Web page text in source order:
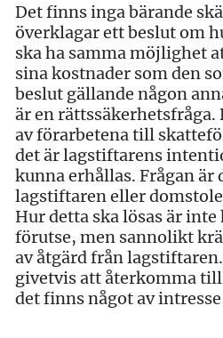
Det finns inga bärande
överklagar ett beslut om
ska ha samma möjlighet
sina kostnader som den
beslut gällande någon
är en rättssäkerhetsfråga.
av förarbetena till
det är lagstiftarens
kunna erhållas. Frågan är
lagstiftaren eller
Hur detta ska lösas är
förutse, men sannolikt
av åtgärd från
givetvis att återkomma
det finns något av